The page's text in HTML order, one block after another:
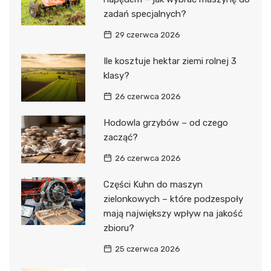
zadań specjalnych?
29 czerwca 2026
Ile kosztuje hektar ziemi rolnej 3
klasy?
26 czerwca 2026
Hodowla grzybów – od czego
zacząć?
26 czerwca 2026
Części Kuhn do maszyn
zielonkowych – które podzespoły
mają największy wpływ na jakość
zbioru?
25 czerwca 2026